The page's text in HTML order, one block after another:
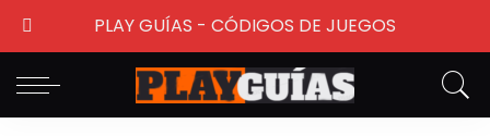
PLAY GUÍAS - CÓDIGOS DE JUEGOS